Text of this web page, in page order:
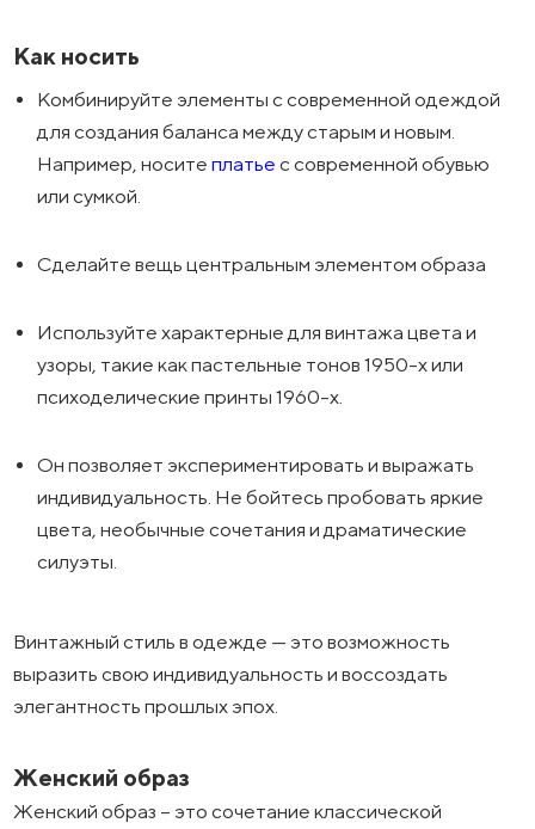
Как носить
Комбинируйте элементы с современной одеждой
для создания баланса между старым и новым.
Например, носитеплатье с современной обувью
или сумкой.
Сделайте вещь центральным элементом образа
Используйте характерные для винтажа цвета и
узоры, такие как пастельные тонов 1950-х или
психоделические принты 1960-х.
Он позволяет экспериментировать и выражать
индивидуальность. Не бойтесь пробовать яркие
цвета, необычные сочетания и драматические
силуэты.
Винтажный стиль в одежде — это возможность
выразить свою индивидуальность и воссоздать
элегантность прошлых эпох.
Женский образ
Женский образ – это сочетание классической